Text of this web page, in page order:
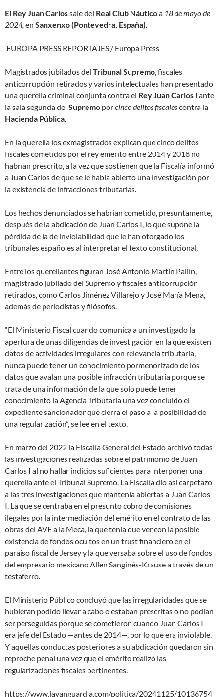
El Rey Juan Carlossale del Real Club Náuticoa 18 de mayo de
2024, en Sanxenxo (Pontevedra, España).
EUROPA PRESS REPORTAJES / Europa Press
Magistrados jubilados del Tribunal Supremo , fiscales
anticorrupción retirados y varios intelectuales han presentado
una querella criminal conjunta contra el Rey Juan Carlos I ante
la sala segunda del Supremo porcinco delitos fiscalescontra la
Hacienda Pública.
En la querella los exmagistrados explican que cinco delitos
fiscales cometidos por el rey emérito entre 2014 y 2018 no
habrían prescrito, a la vez que sostienen que la Fiscalía informó
a Juan Carlos de que se le había abierto una investigación por
la existencia de infracciones tributarias.
Los hechos denunciados se habrían cometido, presuntamente,
después de la abdicación de Juan Carlos I, lo que supone la
pérdida de la de inviolabilidad que le han otorgado los
tribunales españoles al interpretar el texto constitucional.
Entre los querellantes figuran José Antonio Martín Pallín,
magistrado jubilado del Supremo y fiscales anticorrupción
retirados, como Carlos Jiménez Villarejo y José María Mena,
además de periodistas y filósofos.
“El Ministerio Fiscal cuando comunica a un investigado la
apertura de unas diligencias de investigación en la que existen
datos de actividades irregulares con relevancia tributaria,
nunca puede tener un conocimiento pormenorizado de los
datos que avalan una posible infracción tributaria porque se
trata de una información de la que solo puede tener
conocimiento la Agencia Tributaria una vez concluido el
expediente sancionador que cierra el paso a la posibilidad de
una regularización”, se lee en el texto.
En marzo del 2022 la Fiscalía General del Estado archivó todas
las investigaciones realizadas sobre el patrimonio de Juan
Carlos I al no hallar indicios suficientes para interponer una
querella ante el Tribunal Supremo. La Fiscalía dio así carpetazo
a las tres investigaciones que mantenía abiertas a Juan Carlos
I. La que se centraba en el presunto cobro de comisiones
ilegales por la intermediación del emérito en el contrato de las
obras del AVE a la Meca, la que tenía que ver con la posible
existencia de fondos ocultos en un trust financiero en el
paraíso fiscal de Jersey y la que versaba sobre el uso de fondos
del empresario mexicano Allen Sanginés-Krause a través de un
testaferro.
El Ministerio Público concluyó que las irregularidades que se
hubieran podido llevar a cabo o estaban prescritas o no podían
ser perseguidas porque se cometieron cuando Juan Carlos I
era jefe del Estado —antes de 2014—, por lo que era inviolable.
Y aquellas conductas posteriores a su abdicación quedaron sin
reproche penal una vez que el emérito realizó las
regularizaciones fiscales pertinentes.
https://www.lavanguardia.com/politica/20241125/10136754